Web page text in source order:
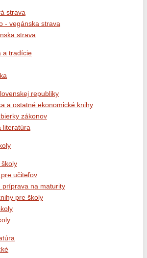
strava
- vegánska strava
strava
a tradície
republiky
a ostatné ekonomické knihy
zákonov
literatúra
učiteľov
príprava na maturity
pre školy